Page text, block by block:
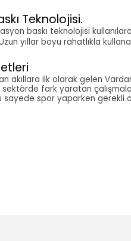
Teknolojisi.
baskı teknolojisi
yıllar boyu rahatlıkla
akıllara ilk olarak gelen
fark yaratan
spor yaparken gerekli